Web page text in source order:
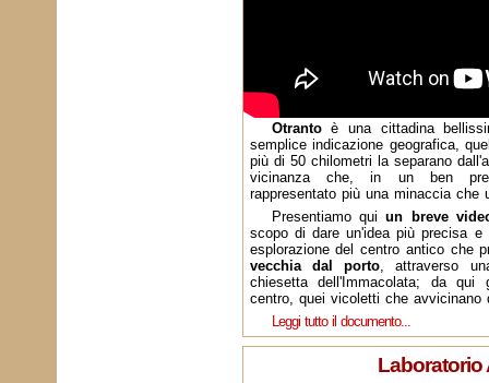
Otrantoè una cittadina
semplice indicazione geografica,
più di 50 chilometri la separano
vicinanza che, in un ben
rappresentato più una minaccia che
Presentiamo quiun breve
scopo di dare un'idea più precisa
esplorazione del centro antico che
vecchia dal porto, attraverso
chiesetta dell'Immacolata; da
centro, quei vicoletti che avvicinano
Leggi tutto il documento...
Laboratorio